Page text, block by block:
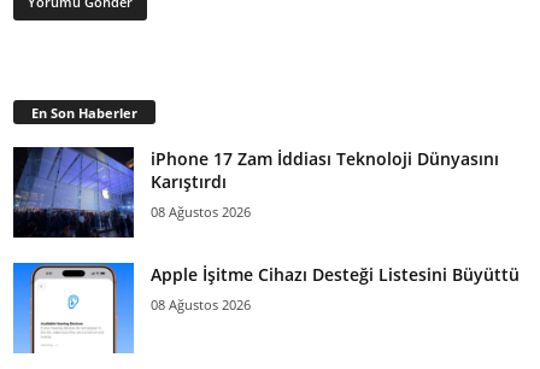
En Son Haberler
iPhone 17 Zam İddiası Teknoloji Dünyasını
Karıştırdı
08 Ağustos 2026
Apple İşitme Cihazı Desteği Listesini Büyüttü
08 Ağustos 2026